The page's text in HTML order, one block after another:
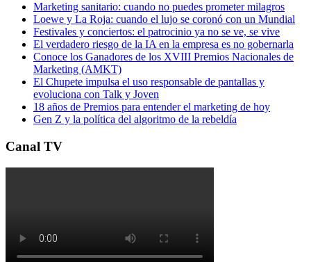
Marketing sanitario: cuando no puedes prometer milagros
Loewe y La Roja: cuando el lujo se coronó con un Mundial
Festivales y conciertos: el patrocinio ya no se ve, se vive
El verdadero riesgo de la IA en la empresa es no gobernarla
Conoce los Ganadores de los XVIII Premios Nacionales de
Marketing (AMKT)
El Chupete impulsa el uso responsable de pantallas y
evoluciona con Talk y Joven
18 años de Premios para entender el marketing de hoy
Gen Z y la política del algoritmo de la rebeldía
Canal TV